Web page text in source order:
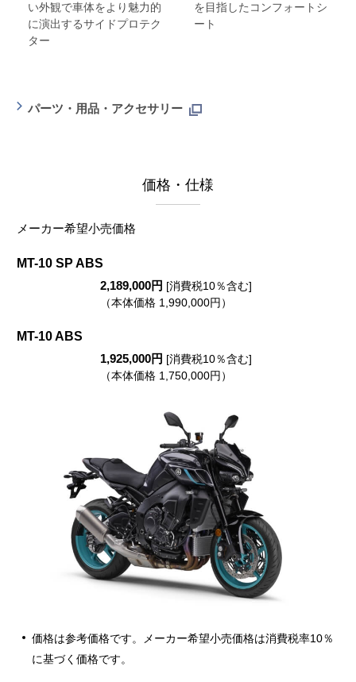
い外観で車体をより魅力的
に演出するサイドプロテク
ター
を目指したコンフォートシ
ート
パーツ・用品・アクセサリー
価格・仕様
メーカー希望小売価格
MT-10 SP ABS
2,189,000円 [消費税10％含む]
（本体価格 1,990,000円）
MT-10 ABS
1,925,000円 [消費税10％含む]
（本体価格 1,750,000円）
価格は参考価格です。メーカー希望小売価格は消費税率10％
に基づく価格です。